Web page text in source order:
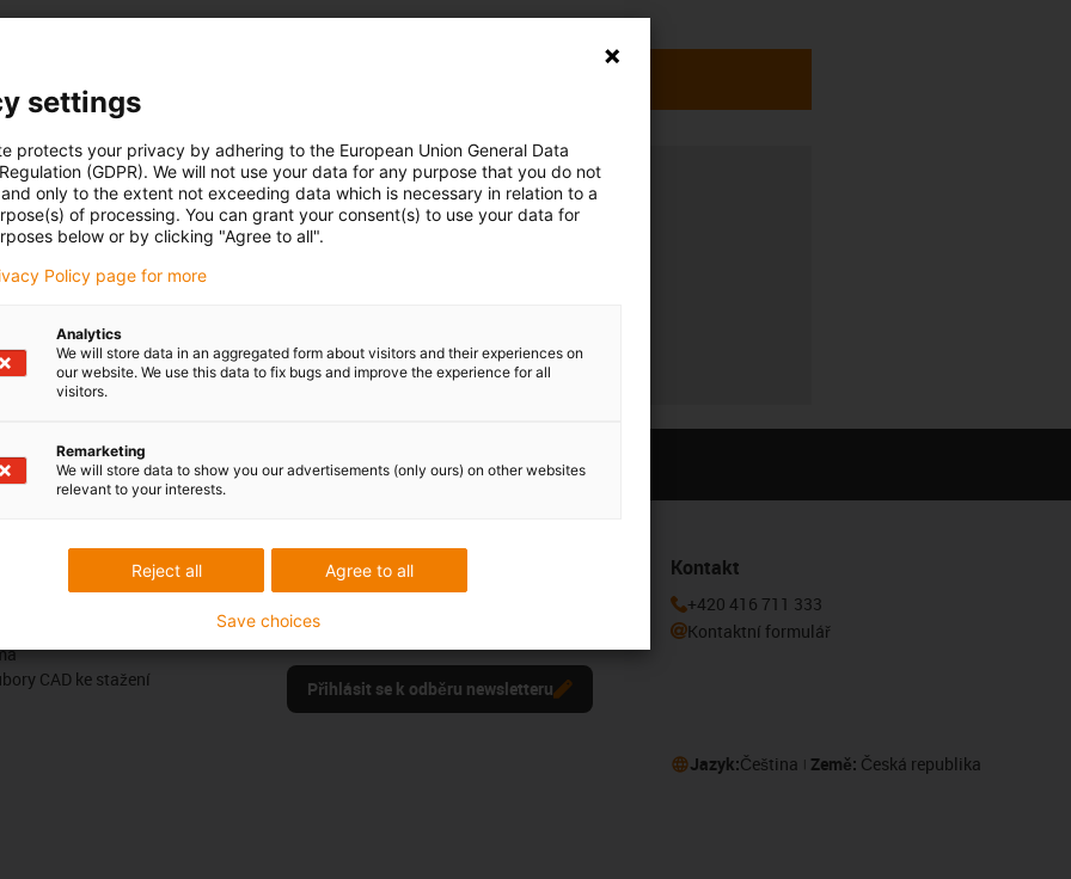
Kollár
phone
416 711 341
form
Opening hours
Office hours
Pochvaly a kritika
CAD ke stažení
Sledujte nás
newsletteru igus® zde.
Přihlásit se k odběru newsletteru
Kontakt
+420 416 711 333
Kontaktní formulář
Jazyk:Čeština Země: Česká republika
settings
protects your privacy by adhering to the European Union General Data
(GDPR). We will not use your data for any purpose that you do not
only to the extent not exceeding data which is necessary in relation to a
of processing. You can grant your consent(s) to use your data for
below or by clicking "Agree to all".
Policy page for more
Analytics
We will store data in an aggregated form about visitors and their experiences on
our website. We use this data to fix bugs and improve the experience for all
visitors.
Remarketing
We will store data to show you our advertisements (only ours) on other websites
relevant to your interests.
Agree to all
Reject all
Save choices